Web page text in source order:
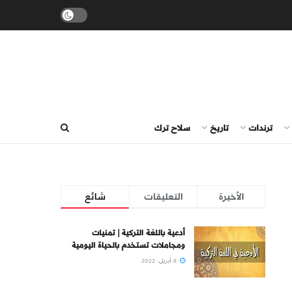
ترندات تاريخ سلاح ترك
شائع التعليقات الأخيرة
أدعية باللغة التركية | تمنيات
ومجاملات تستخدم بالحياة اليومية